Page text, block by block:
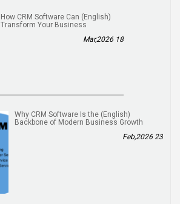
(English) How CRM Software Can
Transform Your Business
18 Mar,2026
(English) Why CRM Software Is the
Backbone of Modern Business Growth
23 Feb,2026